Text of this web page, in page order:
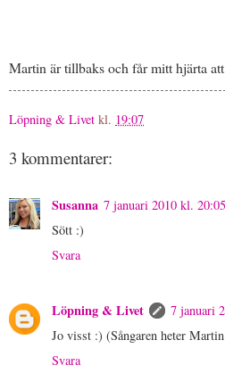
Martin är tillbaks och får mitt hjärta
Löpning & Livet kl. 19:07
3 kommentarer:
Susanna 7 januari 2010 kl. 20:05
Sött :)
Svara
Löpning & Livet
7 januari
Jo visst :) (Sångaren heter
Svara